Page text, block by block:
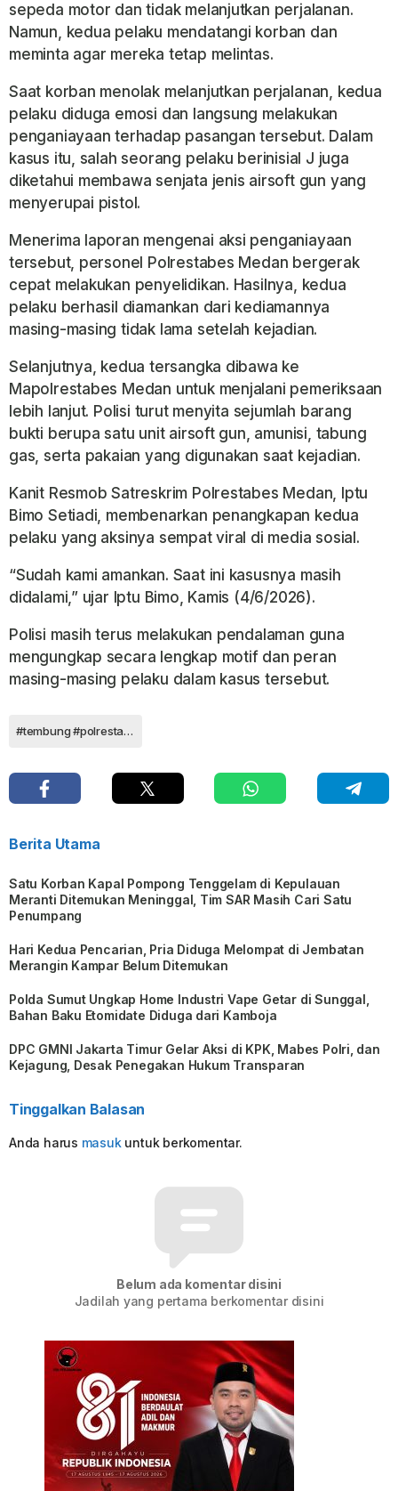
sepeda motor dan tidak melanjutkan perjalanan.
Namun, kedua pelaku mendatangi korban dan
meminta agar mereka tetap melintas.
Saat korban menolak melanjutkan perjalanan, kedua
pelaku diduga emosi dan langsung melakukan
penganiayaan terhadap pasangan tersebut. Dalam
kasus itu, salah seorang pelaku berinisial J juga
diketahui membawa senjata jenis airsoft gun yang
menyerupai pistol.
Menerima laporan mengenai aksi penganiayaan
tersebut, personel Polrestabes Medan bergerak
cepat melakukan penyelidikan. Hasilnya, kedua
pelaku berhasil diamankan dari kediamannya
masing-masing tidak lama setelah kejadian.
Selanjutnya, kedua tersangka dibawa ke
Mapolrestabes Medan untuk menjalani pemeriksaan
lebih lanjut. Polisi turut menyita sejumlah barang
bukti berupa satu unit airsoft gun, amunisi, tabung
gas, serta pakaian yang digunakan saat kejadian.
Kanit Resmob Satreskrim Polrestabes Medan, Iptu
Bimo Setiadi, membenarkan penangkapan kedua
pelaku yang aksinya sempat viral di media sosial.
“Sudah kami amankan. Saat ini kasusnya masih
didalami,” ujar Iptu Bimo, Kamis (4/6/2026).
Polisi masih terus melakukan pendalaman guna
mengungkap secara lengkap motif dan peran
masing-masing pelaku dalam kasus tersebut.
#tembung #polrestabesmedan
Berita Utama
Satu Korban Kapal Pompong Tenggelam di Kepulauan
Meranti Ditemukan Meninggal, Tim SAR Masih Cari Satu
Penumpang
Hari Kedua Pencarian, Pria Diduga Melompat di Jembatan
Merangin Kampar Belum Ditemukan
Polda Sumut Ungkap Home Industri Vape Getar di Sunggal,
Bahan Baku Etomidate Diduga dari Kamboja
DPC GMNI Jakarta Timur Gelar Aksi di KPK, Mabes Polri, dan
Kejagung, Desak Penegakan Hukum Transparan
Tinggalkan Balasan
Anda harus masukuntuk berkomentar.
Belum ada komentar disini
Jadilah yang pertama berkomentar disini